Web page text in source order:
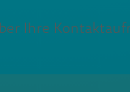
Ihre